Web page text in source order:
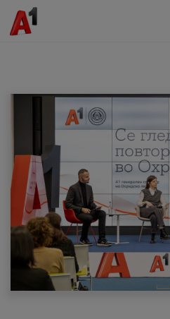
МК SQ
Приватни Деловни
Поддршка
Надополни кредит